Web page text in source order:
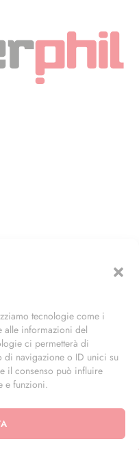
tecnologie come i
alle informazioni del
ci permetterà di
di navigazione o ID unici su
il consenso può influire
e funzioni.
Naviglio (MI)